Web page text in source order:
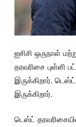
ஐசிசி ஒருநாள்
தரவரிசை புள்ளி
இருக்கிறார்.
இருக்கிறார்.
டெஸ்ட்